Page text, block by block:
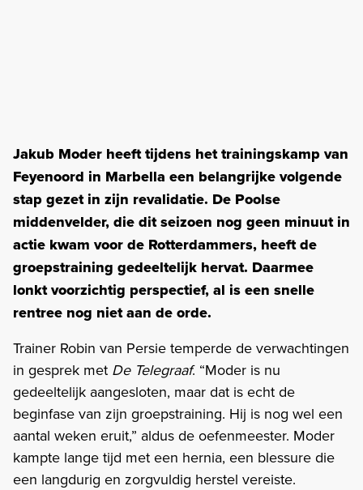
Jakub Moder heeft tijdens het trainingskamp van
Feyenoord in Marbella een belangrijke volgende
stap gezet in zijn revalidatie. De Poolse
middenvelder, die dit seizoen nog geen minuut in
actie kwam voor de Rotterdammers, heeft de
groepstraining gedeeltelijk hervat. Daarmee
lonkt voorzichtig perspectief, al is een snelle
rentree nog niet aan de orde.
Trainer Robin van Persie temperde de verwachtingen
in gesprek met De Telegraaf. “Moder is nu
gedeeltelijk aangesloten, maar dat is echt de
beginfase van zijn groepstraining. Hij is nog wel een
aantal weken eruit,” aldus de oefenmeester. Moder
kampte lange tijd met een hernia, een blessure die
een langdurig en zorgvuldig herstel vereiste.